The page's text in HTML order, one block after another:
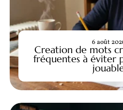
Creation de mots
fréquentes à éviter
6 août